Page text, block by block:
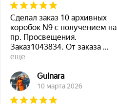
Сделал заказ 10 архивных
коробок N9 с получением на
пр. Просвещения.
Заказ1043834. От заказа ...
еще
Gulnara
10 марта 2026